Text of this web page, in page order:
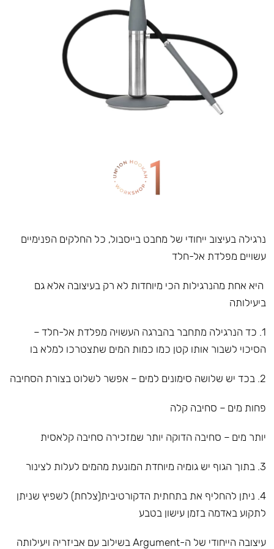
נרגילה בעיצוב ייחודי של מחבט בייסבול, כל החלקים הפנימיים
עשויים מפלדת אל-חלד
היא אחת מהנרגילות הכי מיוחדות לא רק בעיצובה אלא גם
ביעילותה
1. כד הנרגילה מתחבר בהברגה העשויה מפלדת אל-חלד –
הסיכוי לשבור אותו קטן כמו כמות המים שתצטרכו למלא בו
2. בכד יש שלושה סימונים למים – אפשר לשלוט בצורת הסחיבה
פחות מים – סחיבה קלה
יותר מים – סחיבה הדוקה יותר שמזכירה סחיבה קלאסית
3. בתוך הגוף יש גומיה מיוחדת המונעת מהמים לעלות לצינור
4. ניתן להחליף את בתחתית הדקורטיבית(צלחת) לשפיץ שניתן
לתקוע באדמה בזמן עישון בטבע
עיצובה הייחודי של ה-Argument בשילוב עם אביזריה ויעילותה